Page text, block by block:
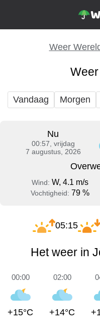
Weer
Vandaag Morgen
Nu
00:57, vrijdag
7 augustus, 2026
Wind: W, 4.1 m/s
Vochtigheid: 79 %
05:15
Het weer in
00:00
+15°C
02:00
+14°C